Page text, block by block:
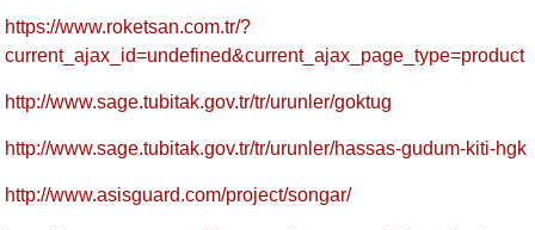
https://www.roketsan.com.tr/?
current_ajax_id=undefined&current_ajax_page_type=product
http://www.sage.tubitak.gov.tr/tr/urunler/goktug
http://www.sage.tubitak.gov.tr/tr/urunler/hassas-gudum-kiti-hgk
http://www.asisguard.com/project/songar/